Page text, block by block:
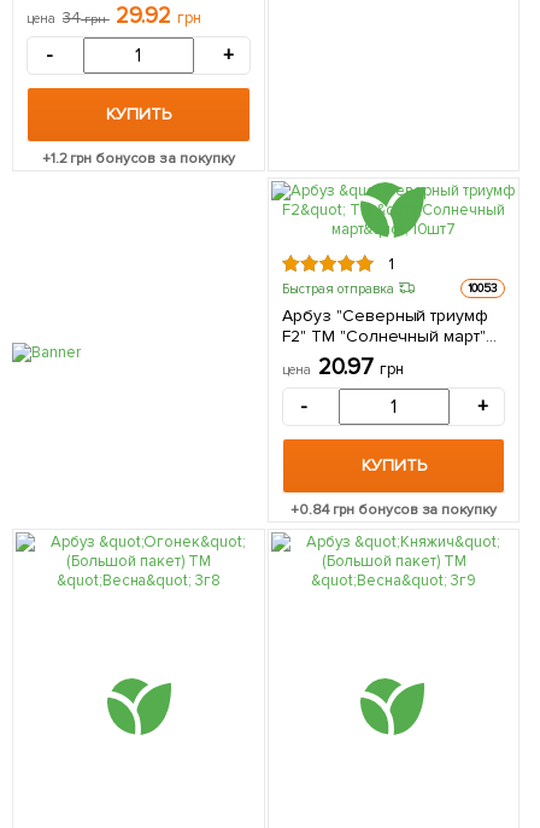
цена 34грн 29.92 грн
- +
КУПИТЬ
+1.2грн бонусов за покупку
1
Быстрая отправка 10053
Арбуз "Северный триумф
F2" ТМ "Солнечный март"
цена 20.97 грн
- +
КУПИТЬ
+0.84грн бонусов за покупку